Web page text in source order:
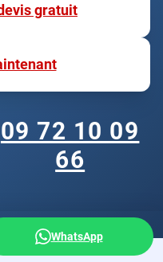
gratuit
09 72 10 09
66
WhatsApp